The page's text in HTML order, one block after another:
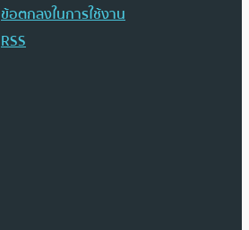
ข้อตกลงในการใช้งาน
RSS